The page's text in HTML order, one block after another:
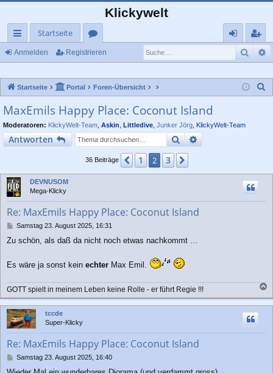
Klickywelt
ch
llz
ug
rif
f
Startseite
or
n
eg
rie
Anmelden Registrieren
Startseite Portal Foren-Übersicht
MaxEmils Happy Place: Coconut Island
Moderatoren: KlickyWelt-Team Askin Littledive Junker Jörg KlickyWelt-Team
Antworten SucheErweiterte Suche
36 Beiträge Vorherige
1 2 3
DEVNUSOM
Mega-Klicky
Re: MaxEmils Happy Place: Coconut Island
B
i
Samstag 23. August 2025, 16:31
Zu schön, als daß da nicht noch etwas nachkommt ...
Es wäre ja sonst kein echter Max Emil.
GOTT spielt in meinem Leben keine Rolle - er führt Regie !!!
a
c
tccde
Super-Klicky
Re: MaxEmils Happy Place: Coconut Island
BSamstag 23. August 2025, 16:40